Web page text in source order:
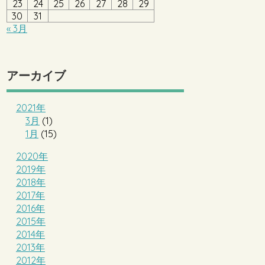
23 24 25 26 27 28
29
30
31
« 3月
アーカイブ
2021年
3月 (1)
1月 (15)
2020年
2019年
2018年
2017年
2016年
2015年
2014年
2013年
2012年